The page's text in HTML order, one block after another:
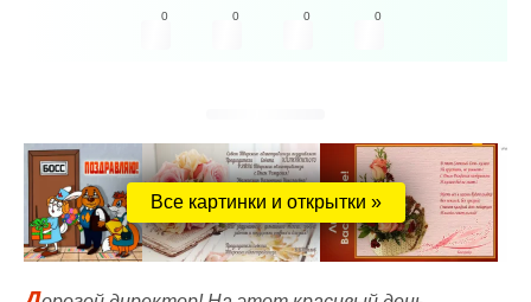
0 0 0 0
Все картинки и открытки »